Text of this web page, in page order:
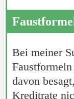
Bei meiner
davon
Kreditrate